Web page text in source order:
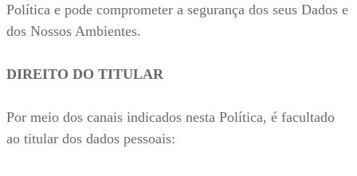
Política e pode comprometer a segurança dos seus Dados e
dos Nossos Ambientes.
DIREITO DO TITULAR
Por meio dos canais indicados nesta Política, é facultado
ao titular dos dados pessoais: